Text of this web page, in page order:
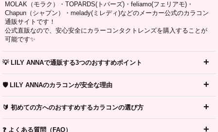
MOLAK（モラク）・TOPARDS(トパーズ)・feliamo(フェリアモ)・
Chapun（シャプン）・melady(ミレディ)などのメーカー公式のカラコン
通販サイトです！
公式直販なので、安心安全にカラーコンタクトレンズを購入することが
可能です✨
💡 LILY ANNAで通販する3つのおすすめポイント
🛡️ LILY ANNAのカラコンが安全な理由
🔰 初めての方へのおすすめするカラコンの選び方
❓ よくある質問（FAQ）